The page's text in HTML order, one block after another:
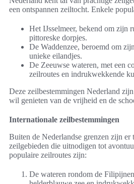
een ontspannen zeiltocht. Enkele
Het IJsselmeer, bekend om zijn
pittoreske dorpjes.
De Waddenzee, beroemd om
unieke eilandjes.
De Zeeuwse wateren, met een
zeilroutes en indrukwekkende
Deze zeilbestemmingen Nederland
wil genieten van de vrijheid en de
Internationale zeilbestemmingen
Buiten de Nederlandse grenzen zijn er
zeilgebieden die uitnodigen tot
populaire zeilroutes zijn:
De wateren rondom de